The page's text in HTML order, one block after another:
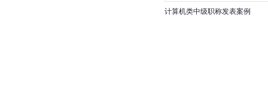
计算机类中级职称发表案例